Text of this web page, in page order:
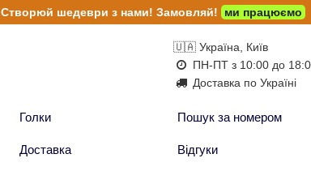
🇺🇦 Україна, Київ
ПН-ПТ з 10:00 до
Доставка по Україні
Голки Пошук за номером
Доставка Відгуки
Створюй шедеври з нами! Замовляй! ми працюємо